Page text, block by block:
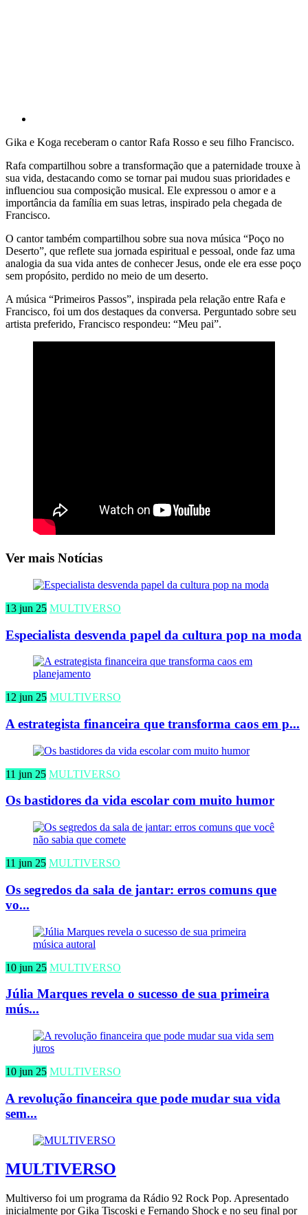
Gika e Koga receberam o cantor Rafa Rosso e seu filho Francisco.
Rafa compartilhou sobre a transformação que a paternidade trouxe à
sua vida, destacando como se tornar pai mudou suas prioridades e
influenciou sua composição musical. Ele expressou o amor e a
importância da família em suas letras, inspirado pela chegada de
Francisco.
O cantor também compartilhou sobre sua nova música “Poço no
Deserto”, que reflete sua jornada espiritual e pessoal, onde faz uma
analogia da sua vida antes de conhecer Jesus, onde ele era esse poço
sem propósito, perdido no meio de um deserto.
A música “Primeiros Passos”, inspirada pela relação entre Rafa e
Francisco, foi um dos destaques da conversa. Perguntado sobre seu
artista preferido, Francisco respondeu: “Meu pai”.
Ver mais Notícias
13 jun 25 MULTIVERSO
Especialista desvenda papel da cultura pop na moda
12 jun 25 MULTIVERSO
A estrategista financeira que transforma caos em p...
11 jun 25 MULTIVERSO
Os bastidores da vida escolar com muito humor
11 jun 25 MULTIVERSO
Os segredos da sala de jantar: erros comuns que
vo...
10 jun 25 MULTIVERSO
Júlia Marques revela o sucesso de sua primeira
mús...
10 jun 25 MULTIVERSO
A revolução financeira que pode mudar sua vida
sem...
MULTIVERSO
Multiverso foi um programa da Rádio 92 Rock Pop. Apresentado
inicialmente por Gika Tiscoski e Fernando Shock e no seu final por